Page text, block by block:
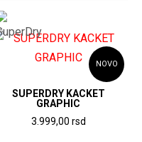
NOVO
SUPERDRY KACKET
GRAPHIC
3.999,00 rsd